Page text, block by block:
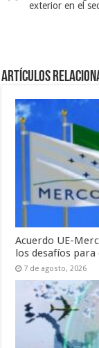
exterior en el
Artículos
Acuerdo UE-
los desafíos
7 de agosto, 2026